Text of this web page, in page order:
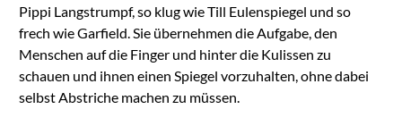
Pippi Langstrumpf, so klug wie Till Eulenspiegel und so
frech wie Garfield. Sie übernehmen die Aufgabe, den
Menschen auf die Finger und hinter die Kulissen zu
schauen und ihnen einen Spiegel vorzuhalten, ohne dabei
selbst Abstriche machen zu müssen.